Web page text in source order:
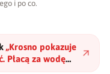
i po co.
„Krosno pokazuje
Płacą za wodę